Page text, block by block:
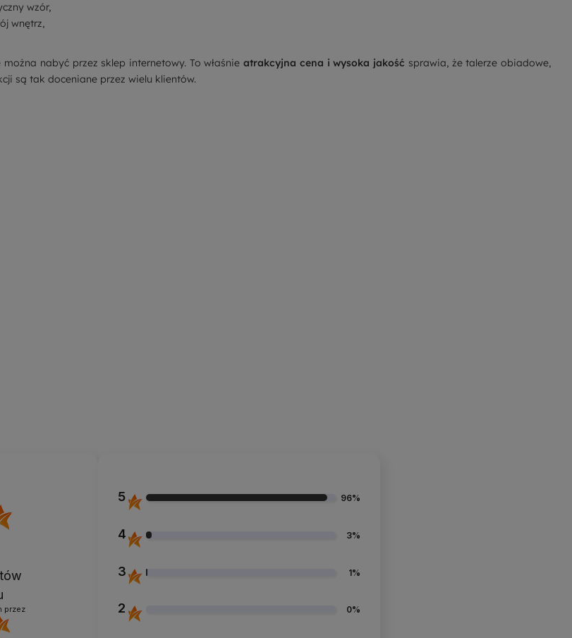
wzór,
wnętrz,
nabyć przez sklep internetowy. To właśnieatrakcyjna cena i wysoka jakość sprawia, żetalerze obiadowe,
są tak doceniane przez wielu klientów.
przez
5 96%
4 3%
3 1%
2 0%